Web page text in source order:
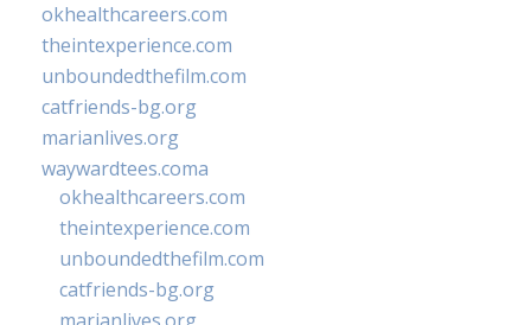
okhealthcareers.com
theintexperience.com
unboundedthefilm.com
catfriends-bg.org
marianlives.org
waywardtees.coma
okhealthcareers.com
theintexperience.com
unboundedthefilm.com
catfriends-bg.org